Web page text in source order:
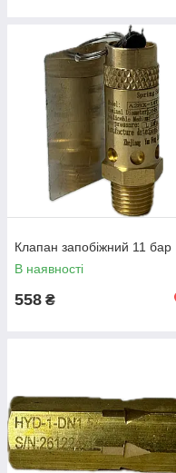
Клапан запобіжний 11 бар
В наявності
558 ₴